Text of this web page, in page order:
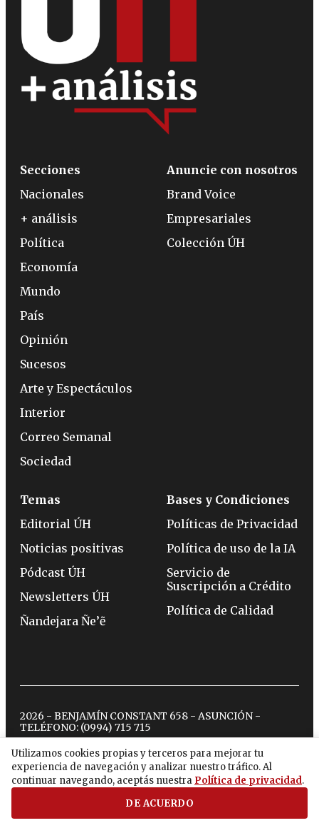
Utilizamos cookies propias y terceros para mejorar tu
experiencia de navegación y analizar nuestro tráfico. Al
continuar navegando, aceptás nuestra Política de privacidad.
DE ACUERDO
Secciones
Nacionales
+ análisis
Política
Economía
Mundo
País
Opinión
Sucesos
Arte y Espectáculos
Interior
Correo Semanal
Sociedad
Anuncie con nosotros
Brand Voice
Empresariales
Colección ÚH
Temas
Editorial ÚH
Noticias positivas
Pódcast ÚH
Newsletters ÚH
Ñandejara Ñe’ẽ
Bases y Condiciones
Políticas de Privacidad
Política de uso de la IA
Servicio de
Suscripción a Crédito
Política de Calidad
2026 - BENJAMÍN CONSTANT 658 - ASUNCIÓN -
TELÉFONO: (0994) 715 715
twitterinstagram
facebook
tiktokyoutubespotify